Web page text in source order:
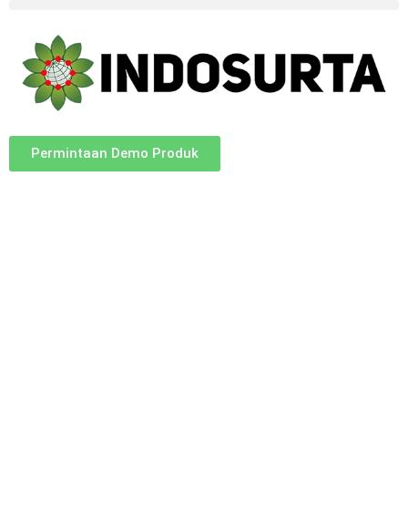
Permintaan Demo Produk